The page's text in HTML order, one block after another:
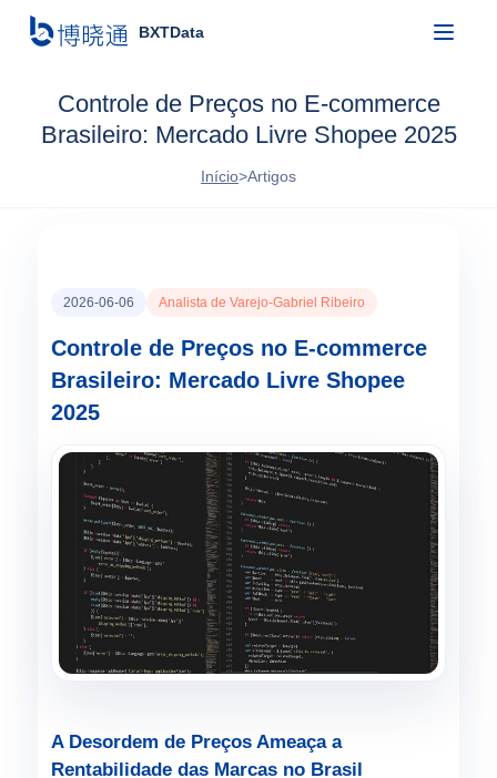
BXTData
Controle de Preços no E-commerce
Brasileiro: Mercado Livre Shopee 2025
Início>Artigos
2026-06-06 Analista de Varejo-Gabriel Ribeiro
Controle de Preços no E-commerce
Brasileiro: Mercado Livre Shopee
2025
A Desordem de Preços Ameaça a
Rentabilidade das Marcas no Brasil